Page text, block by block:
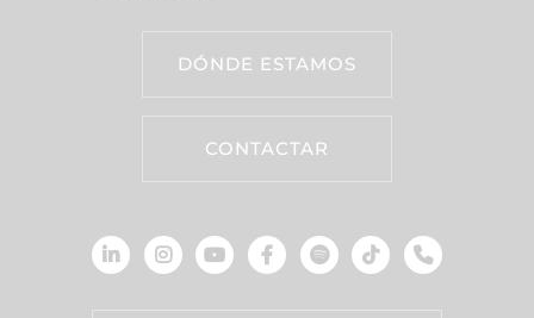
DÓNDE ESTAMOS
CONTACTAR